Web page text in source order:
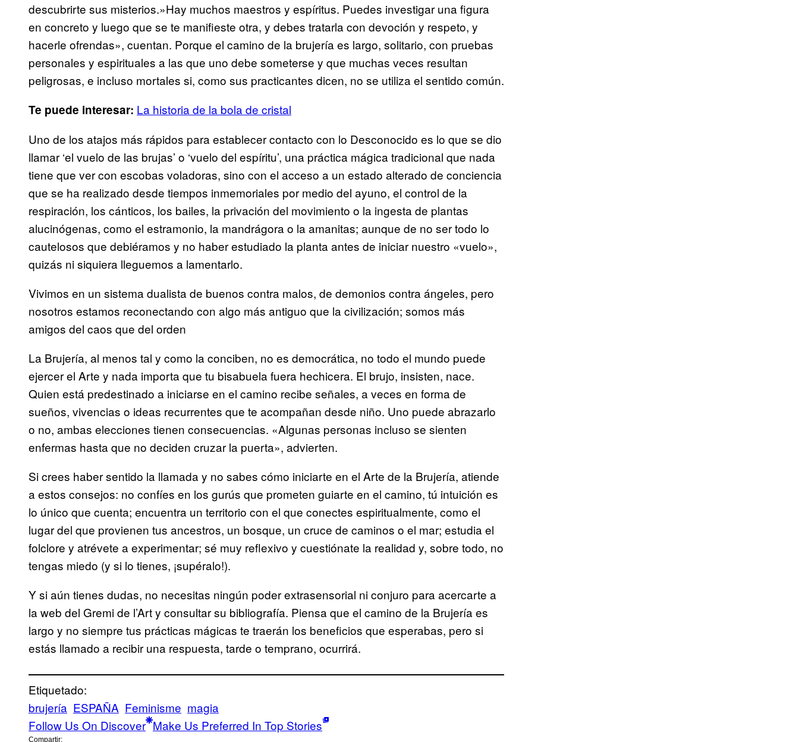
descubrirte sus misterios.»Hay muchos maestros y espíritus. Puedes investigar una figura
en concreto y luego que se te manifieste otra, y debes tratarla con devoción y respeto, y
hacerle ofrendas», cuentan. Porque el camino de la brujería es largo, solitario, con pruebas
personales y espirituales a las que uno debe someterse y que muchas veces resultan
peligrosas, e incluso mortales si, como sus practicantes dicen, no se utiliza el sentido común.
Te puede interesar: La historia de la bola de cristal
Uno de los atajos más rápidos para establecer contacto con lo Desconocido es lo que se dio
llamar ‘el vuelo de las brujas’ o ‘vuelo del espíritu’, una práctica mágica tradicional que nada
tiene que ver con escobas voladoras, sino con el acceso a un estado alterado de conciencia
que se ha realizado desde tiempos inmemoriales por medio del ayuno, el control de la
respiración, los cánticos, los bailes, la privación del movimiento o la ingesta de plantas
alucinógenas, como el estramonio, la mandrágora o la amanitas; aunque de no ser todo lo
cautelosos que debiéramos y no haber estudiado la planta antes de iniciar nuestro «vuelo»,
quizás ni siquiera lleguemos a lamentarlo.
Vivimos en un sistema dualista de buenos contra malos, de demonios contra ángeles, pero
nosotros estamos reconectando con algo más antiguo que la civilización; somos más
amigos del caos que del orden
La Brujería, al menos tal y como la conciben, no es democrática, no todo el mundo puede
ejercer el Arte y nada importa que tu bisabuela fuera hechicera. El brujo, insisten, nace.
Quien está predestinado a iniciarse en el camino recibe señales, a veces en forma de
sueños, vivencias o ideas recurrentes que te acompañan desde niño. Uno puede abrazarlo
o no, ambas elecciones tienen consecuencias. «Algunas personas incluso se sienten
enfermas hasta que no deciden cruzar la puerta», advierten.
Si crees haber sentido la llamada y no sabes cómo iniciarte en el Arte de la Brujería, atiende
a estos consejos: no confíes en los gurús que prometen guiarte en el camino, tú intuición es
lo único que cuenta; encuentra un territorio con el que conectes espiritualmente, como el
lugar del que provienen tus ancestros, un bosque, un cruce de caminos o el mar; estudia el
folclore y atrévete a experimentar; sé muy reflexivo y cuestiónate la realidad y, sobre todo, no
tengas miedo (y si lo tienes, ¡supéralo!).
Y si aún tienes dudas, no necesitas ningún poder extrasensorial ni conjuro para acercarte a
la web del Gremi de l’Art y consultar su bibliografía. Piensa que el camino de la Brujería es
largo y no siempre tus prácticas mágicas te traerán los beneficios que esperabas, pero si
estás llamado a recibir una respuesta, tarde o temprano, ocurrirá.
Etiquetado:
brujería ESPAÑA Feminisme magia
Follow Us On Discover Make Us Preferred In Top Stories
Compartir: